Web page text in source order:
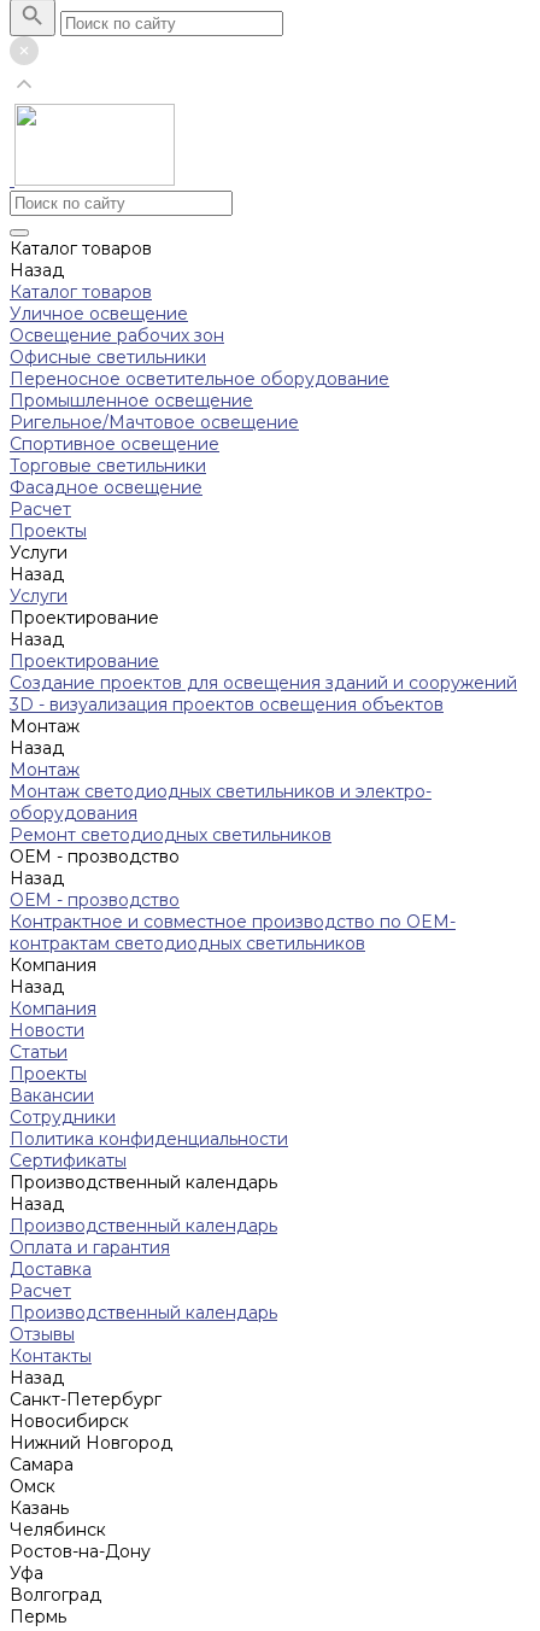
Каталог товаров
Назад
Каталог товаров
Уличное освещение
Освещение рабочих зон
Офисные светильники
Переносное осветительное оборудование
Промышленное освещение
Ригельное/Мачтовое освещение
Спортивное освещение
Торговые светильники
Фасадное освещение
Расчет
Проекты
Услуги
Назад
Услуги
Проектирование
Назад
Проектирование
Создание проектов для освещения зданий и сооружений
3D - визуализация проектов освещения объектов
Монтаж
Назад
Монтаж
Монтаж светодиодных светильников и электро-
оборудования
Ремонт светодиодных светильников
ОЕМ - прозводство
Назад
ОЕМ - прозводство
Контрактное и совместное производство по OEM-
контрактам светодиодных светильников
Компания
Назад
Компания
Новости
Статьи
Проекты
Вакансии
Сотрудники
Политика конфиденциальности
Сертификаты
Производственный календарь
Назад
Производственный календарь
Оплата и гарантия
Доставка
Расчет
Производственный календарь
Отзывы
Контакты
Назад
Санкт-Петербург
Новосибирск
Нижний Новгород
Cамара
Омск
Казань
Челябинск
Ростов-на-Дону
Уфа
Волгоград
Пермь